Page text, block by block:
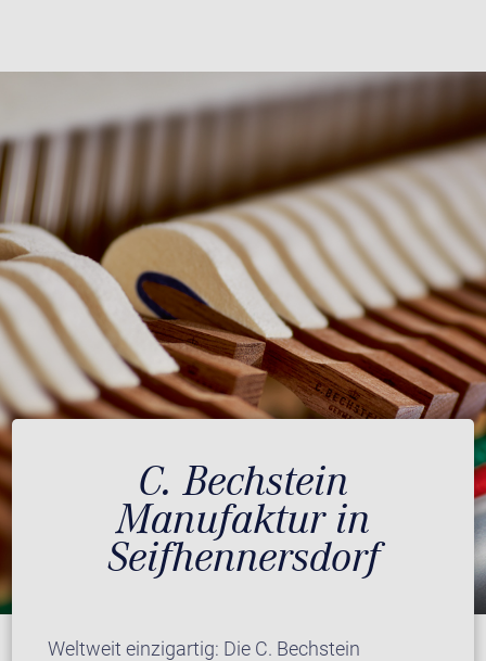
C. Bechstein
Manufaktur in
Seifhennersdorf
Weltweit einzigartig: Die C. Bechstein